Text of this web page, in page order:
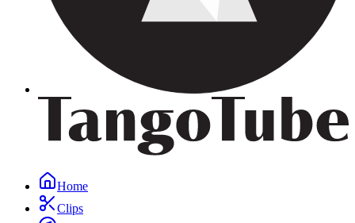
Home
Clips